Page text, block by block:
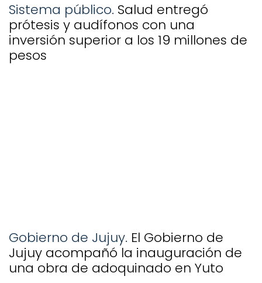
Sistema público. Salud entregó
prótesis y audífonos con una
inversión superior a los 19 millones de
pesos
Gobierno de Jujuy. El Gobierno de
Jujuy acompañó la inauguración de
una obra de adoquinado en Yuto